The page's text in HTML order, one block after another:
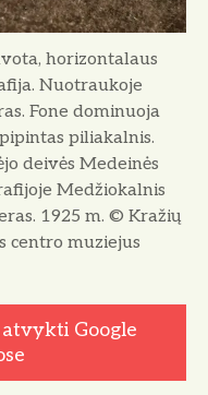
horizontalaus
Nuotraukoje
Fone dominuoja
piliakalnis.
deivės Medeinės
Medžiokalnis
1925 m. © Kražių
centro muziejus
Google